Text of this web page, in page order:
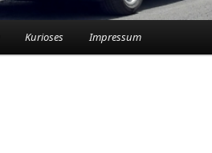
Kurioses Impressum